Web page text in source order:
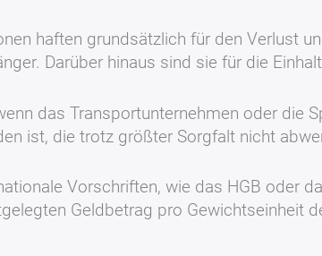
haften grundsätzlich für den Verlust
Darüber hinaus sind sie für die
das Transportunternehmen oder die
ist, die trotz größter Sorgfalt nicht
Vorschriften, wie das HGB oder
Geldbetrag pro Gewichtseinheit